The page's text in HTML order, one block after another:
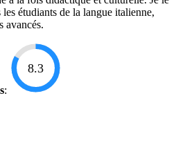
étudiants de la langue italienne,
avancés.
:
8.3